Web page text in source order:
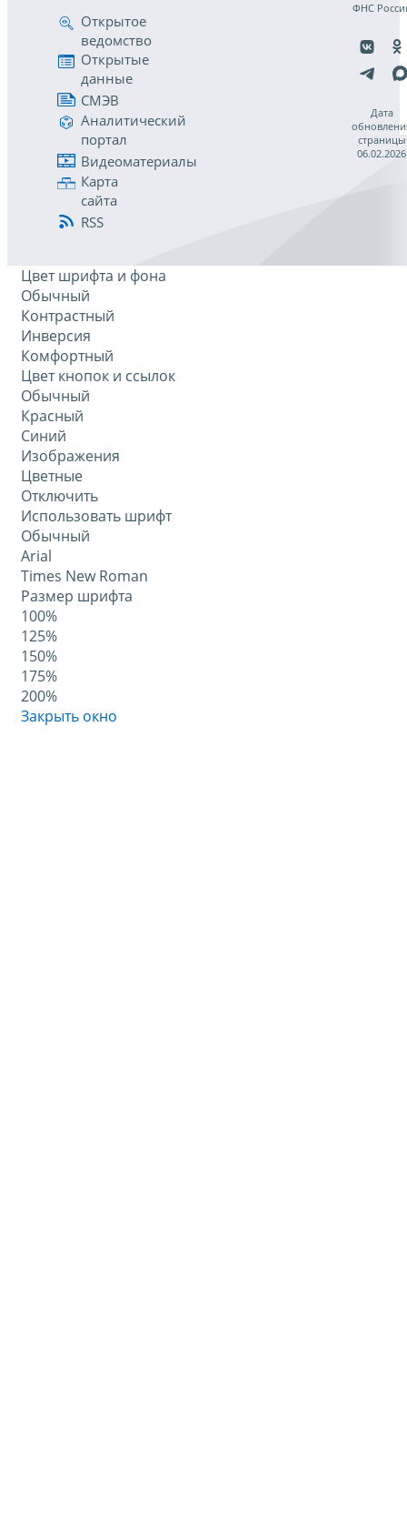
Открытое
ведомство
Открытые
данные
СМЭВ
Аналитический
портал
Видеоматериалы
Карта
сайта
RSS
ФНС
Дата
страницы
06.02.2026
Цвет шрифта и фона
Обычный
Контрастный
Инверсия
Комфортный
Цвет кнопок и ссылок
Обычный
Красный
Синий
Изображения
Цветные
Отключить
Использовать шрифт
Обычный
Arial
Times New Roman
Размер шрифта
100%
125%
150%
175%
200%
Закрыть окно